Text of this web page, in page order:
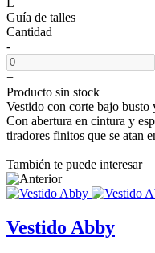
Guía de talles
Cantidad
-
+
Producto sin stock
Vestido con corte bajo busto
Con abertura en cintura y
tiradores finitos que se atan
También te puede interesar
Vestido Abby